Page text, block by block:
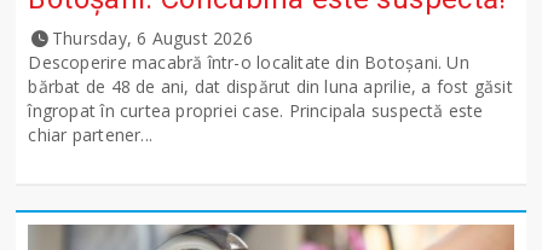
Thursday, 6 August 2026
Descoperire macabră într-o localitate din Botoșani. Un
bărbat de 48 de ani, dat dispărut din luna aprilie, a fost găsit
îngropat în curtea propriei case. Principala suspectă este
chiar partener...